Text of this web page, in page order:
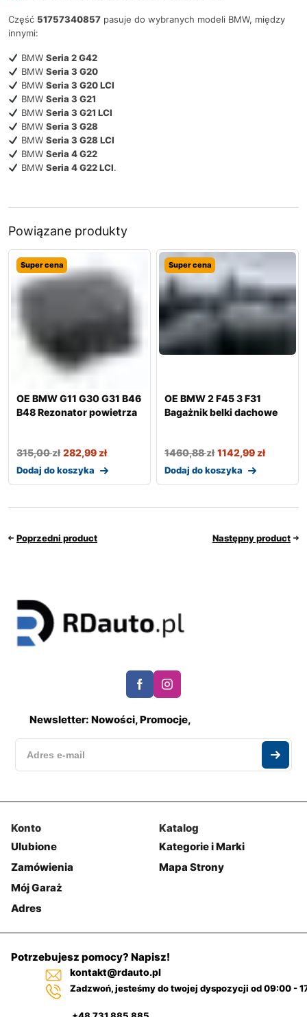
Część 51757340857 pasuje do wybranych modeli BMW, między
innymi:
BMW Seria 2 G42
BMW Seria 3 G20
BMW Seria 3 G20 LCI
BMW Seria 3 G21
BMW Seria 3 G21 LCI
BMW Seria 3 G28
BMW Seria 3 G28 LCI
BMW Seria 4 G22
BMW Seria 4 G22 LCI.
Powiązane produkty
Super cena
OE BMW G11 G30 G31 B46
B48 Rezonator powietrza
315,00zł 282,99zł
Dodaj do koszyka
Super cena
OE BMW 2 F45 3 F31
Bagażnik belki dachowe
1460,88zł 1142,99zł
Dodaj do koszyka
Poprzedni product Następny product
Newsletter: Nowości, Promocje,
Konto
Ulubione
Zamówienia
Mój Garaż
Adres
Katalog
Kategorie i Marki
Mapa Strony
Potrzebujesz pomocy? Napisz!
kontakt@rdauto.pl
Zadzwoń, jesteśmy do twojej dyspozycji od 09:00 -